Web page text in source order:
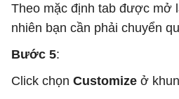
Theo mặc định tab được mở
nhiên bạn cần phải chuyển
Bước 5:
Click chọn Customize ở